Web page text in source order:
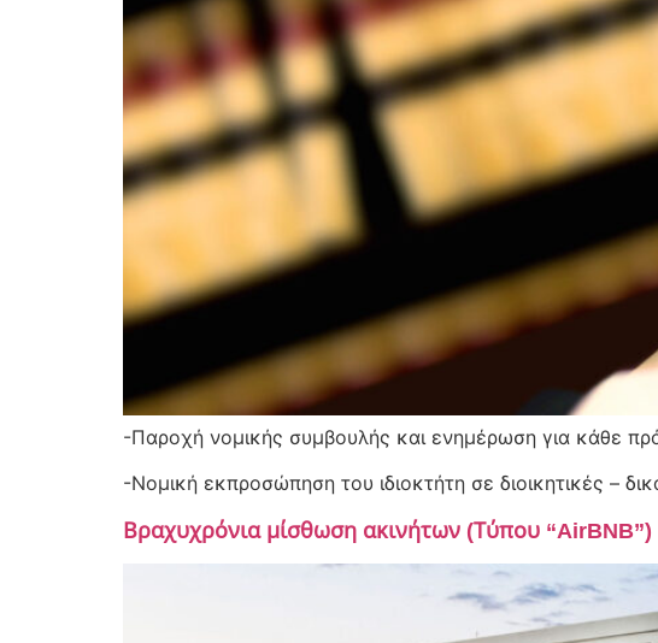
-Παροχή νομικής συμβουλής και ενημέρωση για κάθε
-Νομική εκπροσώπηση του ιδιοκτήτη σε διοικητικές –
Βραχυχρόνια μίσθωση ακινήτων (Τύπου “AirBNB”)